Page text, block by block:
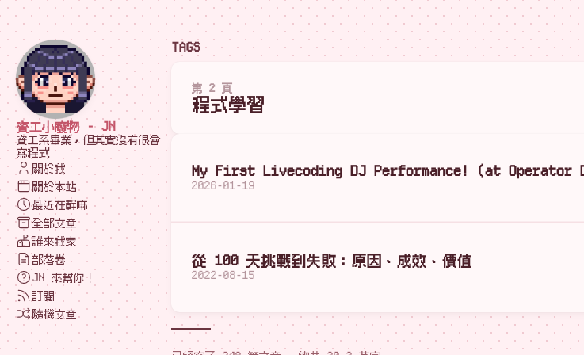
資工小廢物 - JN
資工系畢業，但其實沒有很會
寫程式
關於我
關於本站
最近在幹嘛
全部文章
誰來我家
部落卷
JN 來幫你！
訂閱
隨機文章
TAGS
第 2 頁
程式學習
My First Livecoding DJ Performance! (at
2026-01-19
從 100 天挑戰到失敗：原因、成效、價值
2022-08-15